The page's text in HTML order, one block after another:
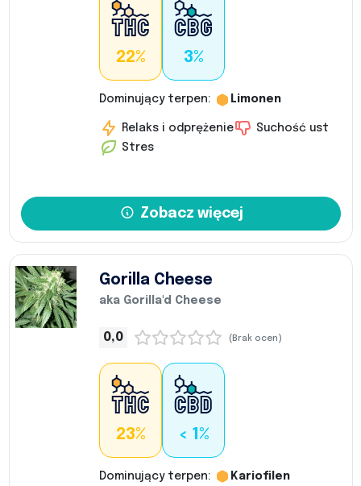
22% 3%
Dominujący terpen: Limonen
Relaks i odprężenie
Suchość ust
Stres
Zobacz więcej
Gorilla Cheese
aka Gorilla'd Cheese
0,0 (Brak ocen)
23% < 1%
Dominujący terpen: Kariofilen